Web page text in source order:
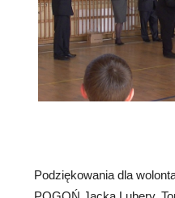
Podziękowania dla